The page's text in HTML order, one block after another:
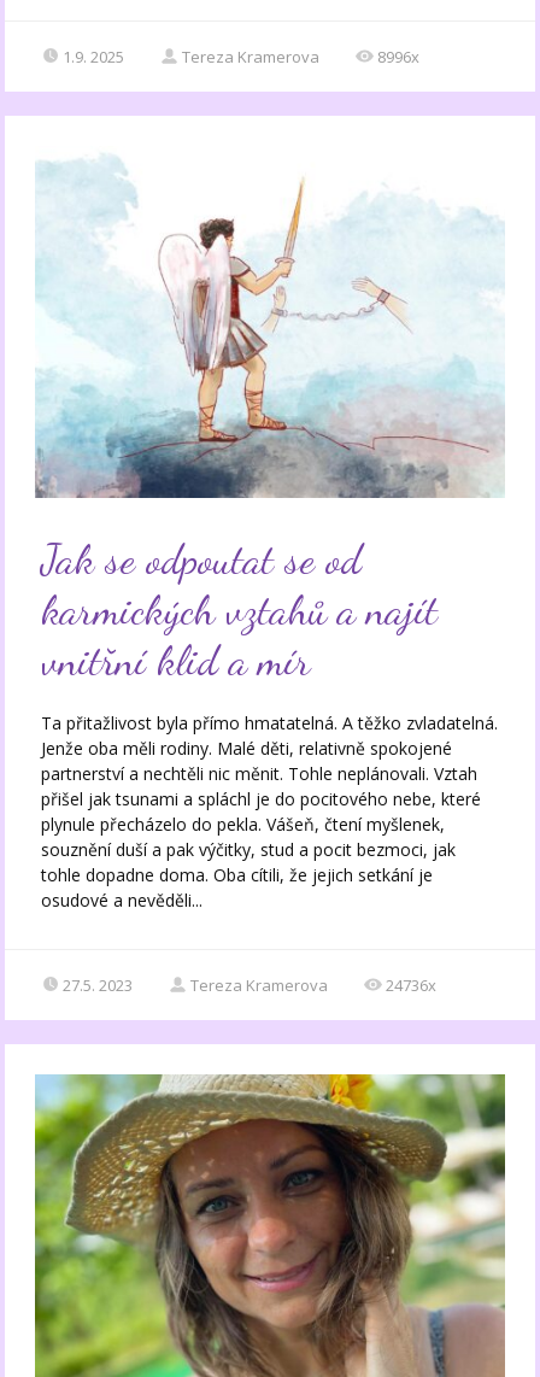
1.9. 2025 Tereza Kramerova 8996x
Jak se odpoutat se od
karmických vztahů a najít
vnitřní klid a mír
Ta přitažlivost byla přímo hmatatelná. A těžko zvladatelná.
Jenže oba měli rodiny. Malé děti, relativně spokojené
partnerství a nechtěli nic měnit. Tohle neplánovali. Vztah
přišel jak tsunami a spláchl je do pocitového nebe, které
plynule přecházelo do pekla. Vášeň, čtení myšlenek,
souznění duší a pak výčitky, stud a pocit bezmoci, jak
tohle dopadne doma. Oba cítili, že jejich setkání je
osudové a nevěděli...
27.5. 2023 Tereza Kramerova 24736x